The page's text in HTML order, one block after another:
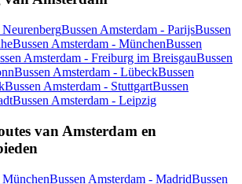
Bussen Amsterdam - ParijsBussen
Bussen Amsterdam - MünchenBussen
Amsterdam - Freiburg im BreisgauBussen
Bussen Amsterdam - LübeckBussen
Bussen Amsterdam - StuttgartBussen
Bussen Amsterdam - Leipzig
van Amsterdam en
MünchenBussen Amsterdam - MadridBussen